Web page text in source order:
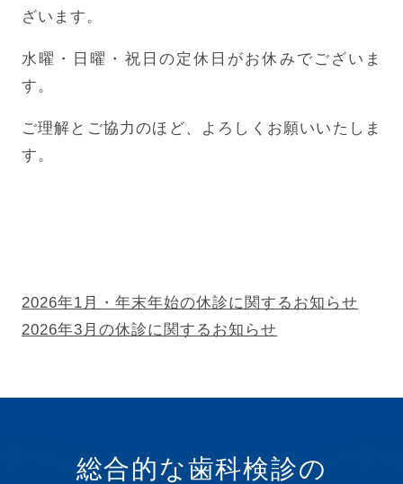
ざいます。
水曜・日曜・祝日の定休日がお休みでございま
す。
ご理解とご協力のほど、よろしくお願いいたしま
す。
の
の
2026年1月・年末年始の休診に関するお知らせ
2026年3月の休診に関するお知らせ
総合的な歯科検診の